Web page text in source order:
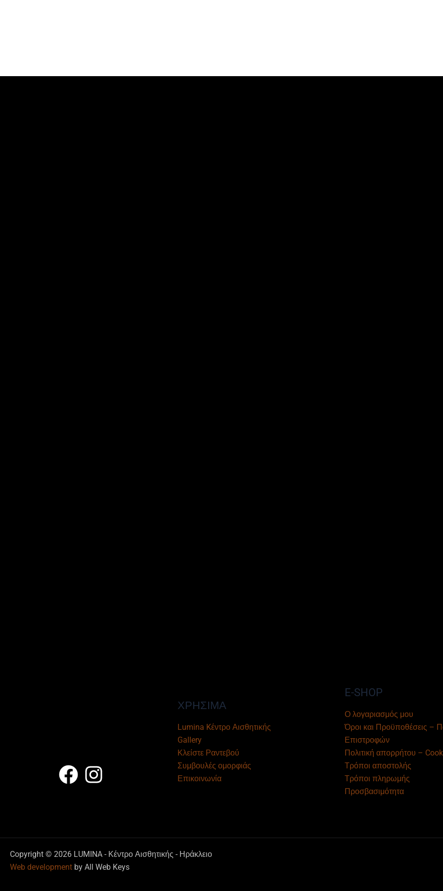
ΧΡΗΣΙΜΑ
Lumina Kέντρο Αισθητικής
Gallery
Κλείστε Ραντεβού
Συμβουλές ομορφιάς
Επικοινωνία
E-SHOP
Ο λογαριασμός μου
Όροι και Προϋποθέσεις –
Επιστροφών
Πολιτική απορρήτου –
Τρόποι αποστολής
Τρόποι πληρωμής
Προσβασιμότητα
Copyright © 2026 LUMINA - Κέντρο Αισθητικής - Ηράκλειο
Web development by All Web Keys